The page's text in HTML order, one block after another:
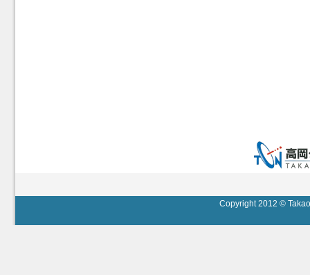
Copyright 2012 ©